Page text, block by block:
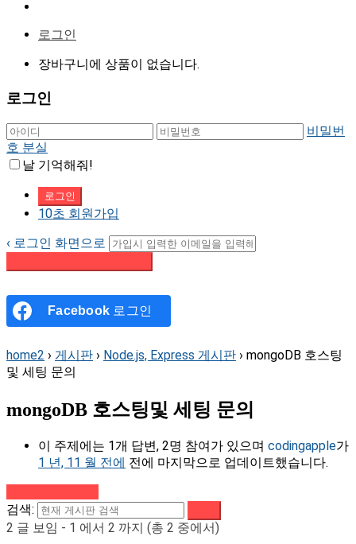
로그인
장바구니에 상품이 없습니다.
로그인
비밀번
호 분실
날 기억해줘!
10초 회원가입
‹ 로그인 화면으로
Facebook 로그인
home2 › 게시판 › Node.js, Express 게시판 › mongoDB 호스팅
및 세팅 문의
mongoDB 호스팅및 세팅 문의
이 주제에는 1개 답변, 2명 참여가 있으며 codingapple가
1 년, 11 월 전에 전에 마지막으로 업데이트했습니다.
검색:
2 글 보임 - 1 에서 2 까지 (총 2 중에서)